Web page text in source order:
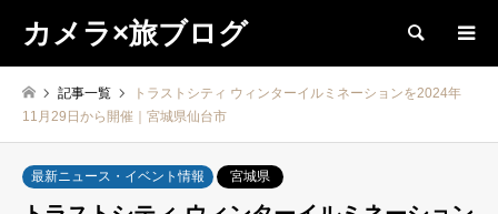
カメラ×旅ブログ 検索
記事一覧
トラストシティ ウィンターイルミネーションを2024年
11月29日から開催｜宮城県仙台市
最新ニュース・イベント情報 宮城県